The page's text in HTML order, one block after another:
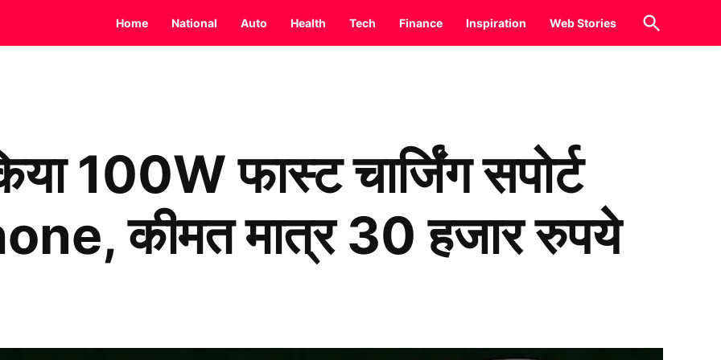
Home National Auto Health Tech Finance Inspiration Web Stories
Open
Search
100W फास्ट चार्जिंग सपोर्ट
कीमत मात्र 30 हजार रुपये